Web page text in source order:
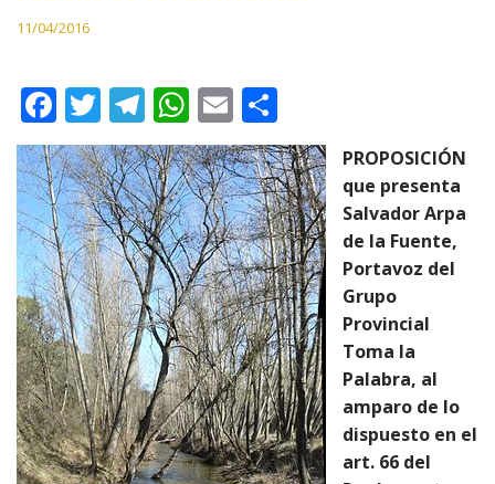
11/04/2016
F
ac
e
b
o
o
k
T
w
itt
er
T
el
e
gr
a
m
W
h
at
s
A
p
p
E
m
ai
l
o
m
p
ar
ti
r
PROPOSICIÓN
que presenta
Salvador Arpa
de la Fuente,
Portavoz del
Grupo
Provincial
Toma la
Palabra, al
amparo de lo
dispuesto en el
art. 66 del